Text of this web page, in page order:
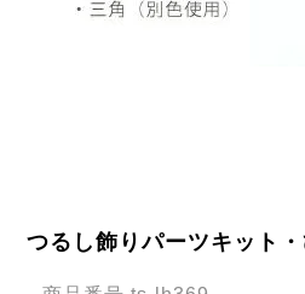
つるし飾りパーツキット